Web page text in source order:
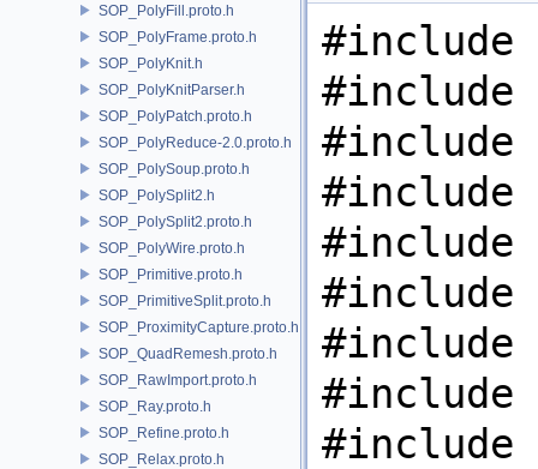
SOP_PolyFill.proto.h
SOP_PolyFrame.proto.h
SOP_PolyKnit.h
SOP_PolyKnitParser.h
SOP_PolyPatch.proto.h
SOP_PolyReduce-2.0.proto.h
SOP_PolySoup.proto.h
SOP_PolySplit2.h
SOP_PolySplit2.proto.h
SOP_PolyWire.proto.h
SOP_Primitive.proto.h
SOP_PrimitiveSplit.proto.h
SOP_ProximityCapture.proto.h
SOP_QuadRemesh.proto.h
SOP_RawImport.proto.h
SOP_Ray.proto.h
SOP_Refine.proto.h
SOP_Relax.proto.h
#include
#include
#include
#include
#include
#include
#include
#include
#include